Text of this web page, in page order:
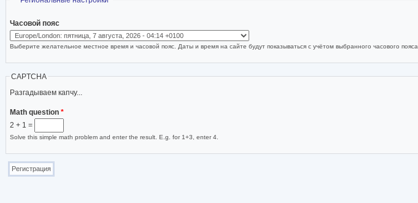
Часовой пояс
Выберите желательное местное время и часовой пояс. Даты и время на сайте будут показываться с учётом выбранного часового пояса.
CAPTCHA
Разгадываем капчу...
Math question *
2 + 1 =
Solve this simple math problem and enter the result. E.g. for 1+3, enter 4.